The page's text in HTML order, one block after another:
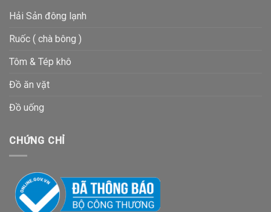
Hải Sản đông lạnh
Ruốc ( chà bông )
Tôm & Tép khô
Đồ ăn vặt
Đồ uống
CHỨNG CHỈ